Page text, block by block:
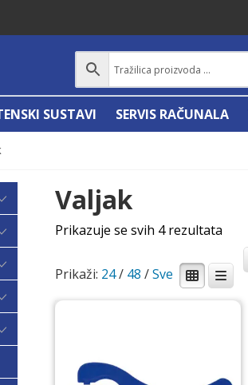
SUSTAVI SERVIS RAČUNALA
Valjak
Prikazuje se svih 4 rezultata
Prikaži: 24/ 48 /